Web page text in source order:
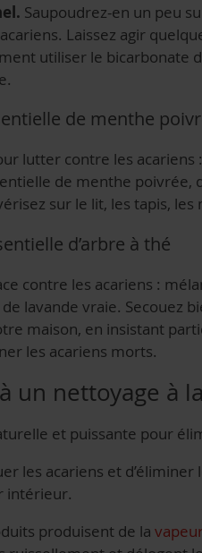
Saupoudrez-en un peu
Laissez agir
utiliser le bicarbonate
de menthe
lutter contre les acariens
de menthe
sur le lit, les tapis, les
d’arbre à thé
contre les acariens :
lavande vraie. Secouez
maison, en insistant
les acariens morts.
un nettoyage à
et puissante pour
les acariens et d’éliminer
intérieur.
produisent de la